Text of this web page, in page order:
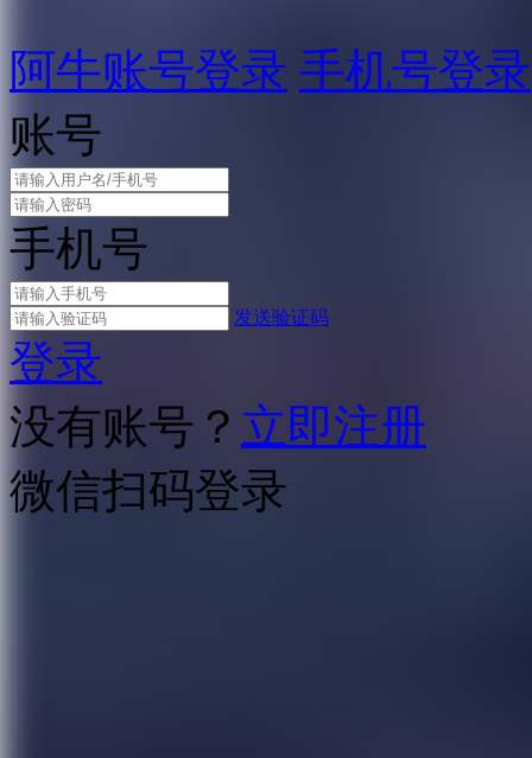
阿牛账号登录 手机号登录
账号
手机号
发送验证码
登录
没有账号？ 立即注册
微信扫码登录